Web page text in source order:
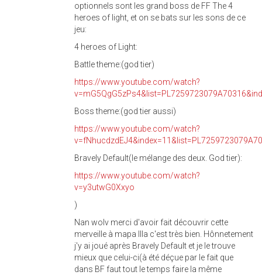
optionnels sont les grand boss de FF The 4
heroes of light, et on se bats sur les sons de ce
jeu:
4 heroes of Light:
Battle theme:(god tier)
https://www.youtube.com/watch?
Boss theme:(god tier aussi)
https://www.youtube.com/watch?
Bravely Default(le mélange des deux. God tier):
https://www.youtube.com/watch?
v=y3utwG0Xxyo
)
Nan wolv merci d'avoir fait découvrir cette
merveille à mapa Illa c'est très bien. Hônnetement
j'y ai joué après Bravely Default et je le trouve
mieux que celui-ci(à été déçue par le fait que
dans BF faut tout le temps faire la même